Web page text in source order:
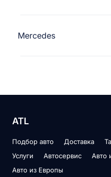
Mercedes
ATL
Подбор авто Доставка
Услуги
Автосервис
Авто
Авто из Европы